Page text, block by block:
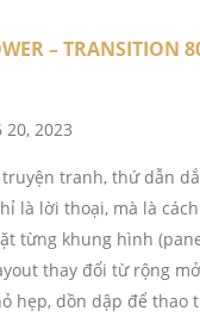
– TRANSITION
20, 2023
truyện tranh, thứ dẫn
là lời thoại, mà là
từng khung hình
thay đổi từ rộng
hẹp, dồn dập để thao